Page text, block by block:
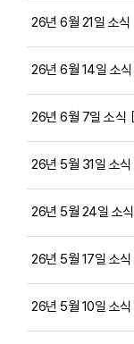
26년 6월 21일 소식
26년 6월 14일 소식
26년 6월 7일 소식
26년 5월 31일 소식
26년 5월 24일 소식
26년 5월 17일 소식
26년 5월 10일 소식